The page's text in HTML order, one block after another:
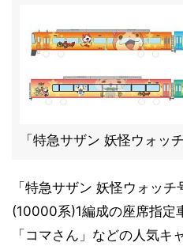
「特急サザン 妖怪ウォッ
「特急サザン 妖怪ウォッチ
(10000系)1編成の座席指定
「コマさん」などの人気キ